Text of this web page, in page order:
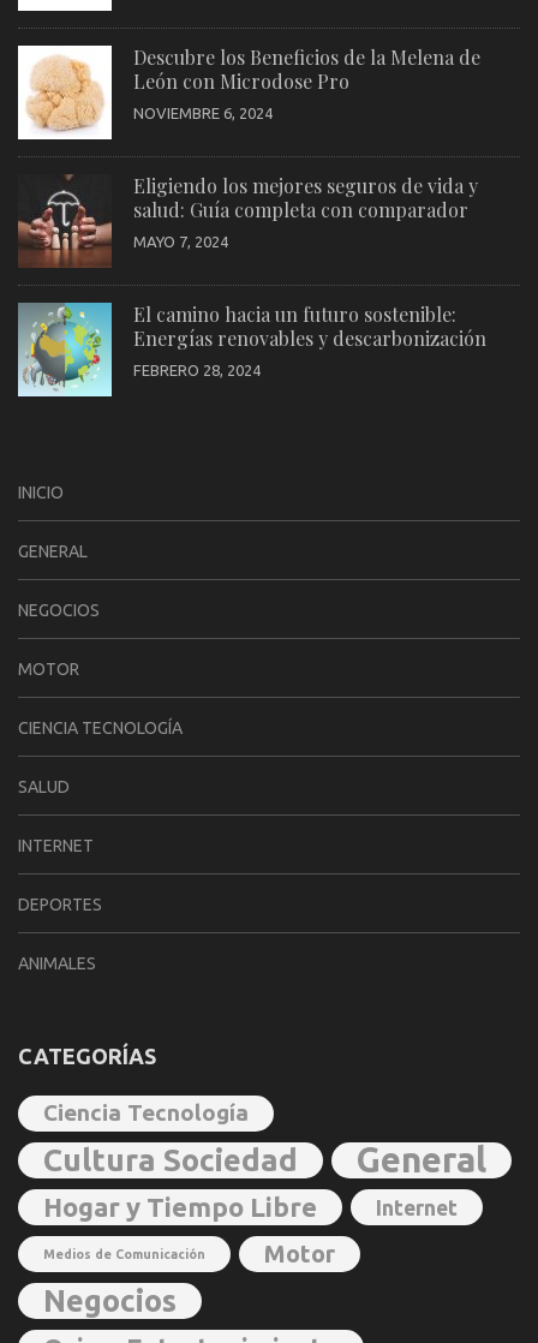
Descubre los Beneficios de la Melena de
León con Microdose Pro
NOVIEMBRE 6, 2024
Eligiendo los mejores seguros de vida y
salud: Guía completa con comparador
MAYO 7, 2024
El camino hacia un futuro sostenible:
Energías renovables y descarbonización
FEBRERO 28, 2024
INICIO
GENERAL
NEGOCIOS
MOTOR
CIENCIA TECNOLOGÍA
SALUD
INTERNET
DEPORTES
ANIMALES
CATEGORÍAS
Ciencia Tecnología
Cultura Sociedad General
Hogar y Tiempo Libre Internet
Medios de Comunicación Motor
Negocios